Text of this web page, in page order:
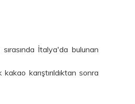
İtalya'da bulunan
karıştırıldıktan sonra